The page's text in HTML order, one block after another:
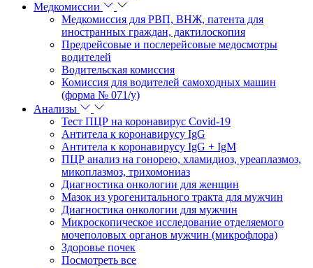
Медкомиссии
Медкомиссия для РВП, ВНЖ, патента для
иностранных граждан, дактилоскопия
Предрейсовые и послерейсовые медосмотры
водителей
Водительская комиссия
Комиссия для водителей самоходных машин
(форма № 071/у)
Анализы
Тест ПЦР на коронавирус Covid-19
Антитела к коронавирусу IgG
Антитела к коронавирусу IgG + IgM
ПЦР анализ на гонорею, хламидиоз, уреаплазмоз,
микоплазмоз, трихомониаз
Диагностика онкологии для женщин
Мазок из урогенитального тракта для мужчин
Диагностика онкологии для мужчин
Микроскопическое исследование отделяемого
мочеполовых органов мужчин (микрофлора)
Здоровье почек
Посмотреть все